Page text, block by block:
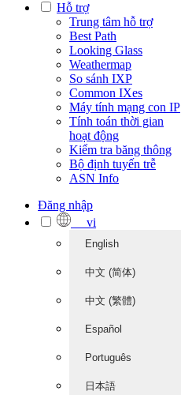
Hỗ trợ
Trung tâm hỗ trợ
Best Path
Looking Glass
Weathermap
So sánh IXP
Common IXes
Máy tính mạng con IP
Tính toán thời gian
hoạt động
Kiểm tra băng thông
Bộ định tuyến trễ
ASN Info
Đăng nhập
vi
English
中文 (简体)
中文 (繁體)
Español
Português
日本語